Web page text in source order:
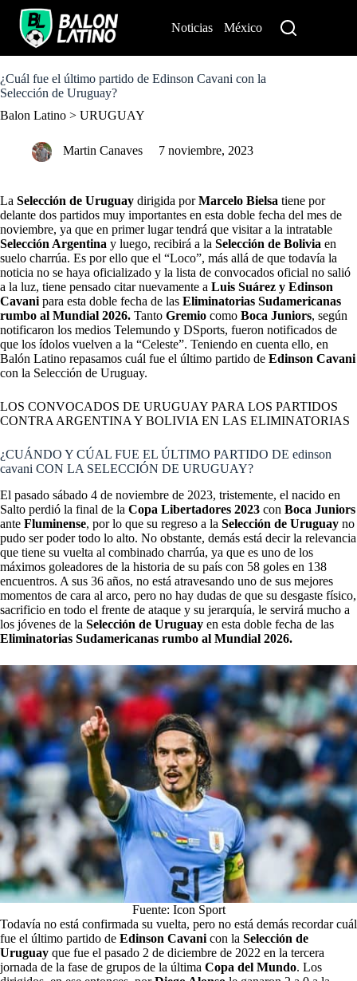
o
c
n
Noticias México
¿Cuál fue el último partido de Edinson Cavani con la
Selección de Uruguay?
Balon Latino > URUGUAY
Martin Canaves 7 noviembre, 2023
La Selección de Uruguay dirigida porMarcelo Bielsa tiene por
delante dos partidos muy importantes en esta doble fecha del mes de
noviembre, ya que en primer lugar tendrá que visitar a la intratable
Selección Argentina y luego, recibirá a la Selección de Bolivia en
suelo charrúa. Es por ello que el “Loco”, más allá de que todavía la
noticia no se haya oficializado y la lista de convocados oficial no salió
a la luz, tiene pensado citar nuevamente a Luis Suárez y Edinson
Cavani para esta doble fecha de las Eliminatorias Sudamericanas
rumbo al Mundial 2026. Tanto Gremio como Boca Juniors, según
notificaron los medios Telemundo y DSports, fueron notificados de
que los ídolos vuelven a la “Celeste”. Teniendo en cuenta ello, en
Balón Latino repasamos cuál fue el último partido de Edinson Cavani
con la Selección de Uruguay.
LOS CONVOCADOS DE URUGUAY PARA LOS PARTIDOS
CONTRA ARGENTINA Y BOLIVIA EN LAS ELIMINATORIAS
¿CUÁNDO Y CÚAL FUE EL ÚLTIMO PARTIDO DE edinson
cavani CON LA SELECCIÓN DE URUGUAY?
El pasado sábado 4 de noviembre de 2023, tristemente, el nacido en
Salto perdió la final de la Copa Libertadores 2023 con Boca Juniors
ante Fluminense, por lo que su regreso a la Selección de Uruguay no
pudo ser poder todo lo alto. No obstante, demás está decir la relevancia
que tiene su vuelta al combinado charrúa, ya que es uno de los
máximos goleadores de la historia de su país con 58 goles en 138
encuentros. A sus 36 años, no está atravesando uno de sus mejores
momentos de cara al arco, pero no hay dudas de que su desgaste físico,
sacrificio en todo el frente de ataque y su jerarquía, le servirá mucho a
los jóvenes de la Selección de Uruguay en esta doble fecha de las
Eliminatorias Sudamericanas rumbo al Mundial 2026.
Fuente: Icon Sport
Todavía no está confirmada su vuelta, pero no está demás recordar cuál
fue el último partido de Edinson Cavanicon la Selección de
Uruguay que fue el pasado 2 de diciembre de 2022 en la tercera
jornada de la fase de grupos de la última Copa del Mundo. Los